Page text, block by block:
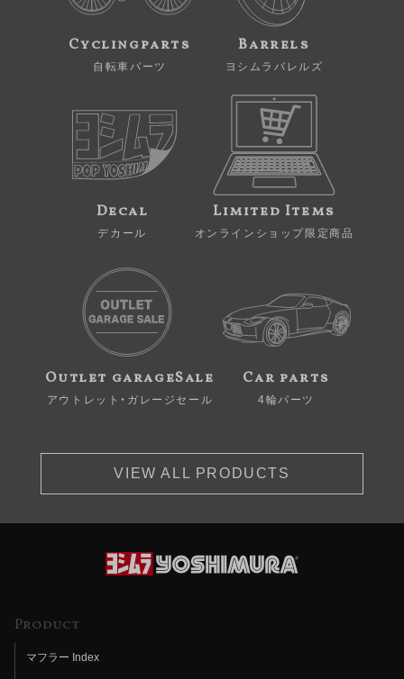
Cyclingparts
自転車パーツ
Barrels
ヨシムラバレルズ
Decal
デカール
Limited Items
オンラインショップ限定商品
Outlet garageSale
アウトレット・ガレージセール
Car parts
4輪パーツ
VIEW ALL PRODUCTS
Product
マフラー Index